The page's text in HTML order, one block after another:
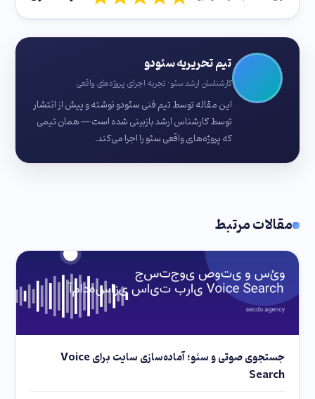
تیم تحریریه سئودو
کارشناسان ارشد سئو · تجربه اجرای پروژه‌های واقعی
این مقاله توسط تیم فنی سئودو نوشته و پیش از انتشار
توسط کارشناس ارشد بازبینی شده است — همان تیمی
که پروژه‌های واقعی سئو را اجرا می‌کند.
مقالات مرتبط
جستجوی صوتی و سئو؛ آماده‌سازی سایت برای Voice
Search